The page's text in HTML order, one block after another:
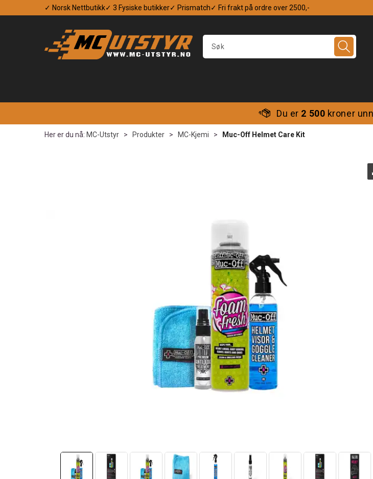
✓ Norsk Nettbutikk✓ 3 Fysiske butikker✓ Prismatch✓ Fri frakt på ordre over 2500,-
Du er 2 500 kroner
Her er du nå: MC-Utstyr > Produkter > MC-Kjemi > Muc-Off Helmet Care Kit